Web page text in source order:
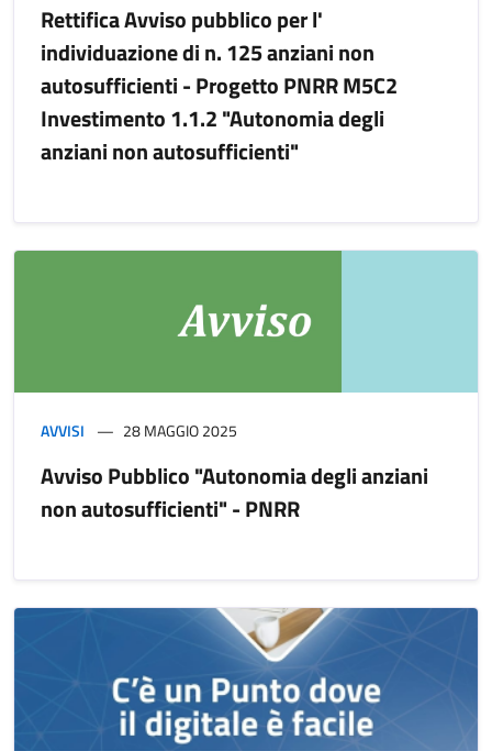
Rettifica Avviso pubblico per l'
individuazione di n. 125 anziani non
autosufficienti - Progetto PNRR M5C2
Investimento 1.1.2 "Autonomia degli
anziani non autosufficienti"
AVVISI 28 MAGGIO 2025
Avviso Pubblico "Autonomia degli anziani
non autosufficienti" - PNRR